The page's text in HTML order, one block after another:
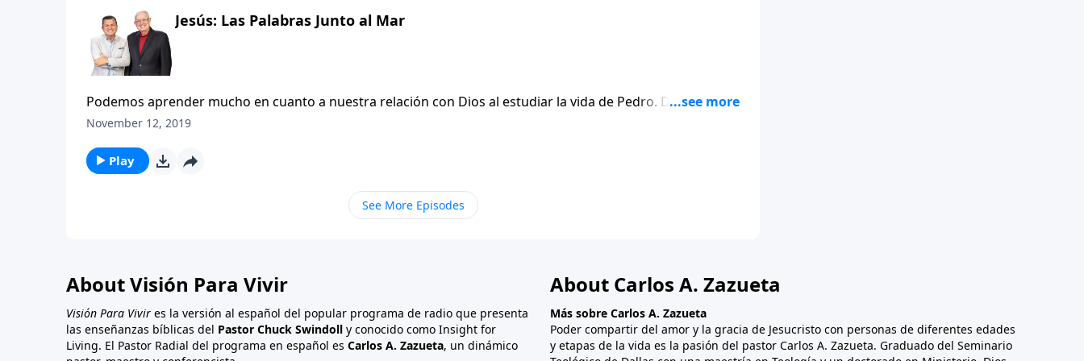
Jesús: Las Palabras Junto al Mar
Podemos aprender mucho en cuanto a nuestra relación con Dios al estudiar la vida de Pedro. Desde su
audaz afirmación de que Jesús es el Hijo de Dios, la fuerte reprensión por su arriesgada defensa de Jesús
Jesús representa un estudio de contradicciones. Pero, después de la muerte y resurrección de Jesús, una
reunión con el Señor resucitado le enseñó a Pedro que ser un líder requiere una importante cualidad: ser
November 12, 2019
Play
See More Episodes
About Visión Para Vivir
Visión Para Vivir es la versión al español del popular programa de radio que presenta
las enseñanzas bíblicas del Pastor Chuck Swindoll y conocido como Insight for
Living. El Pastor Radial del programa en español es Carlos A. Zazueta, un dinámico
About Carlos A. Zazueta
Más sobre Carlos A. Zazueta
Poder compartir del amor y la gracia de Jesucristo con personas de diferentes edades
y etapas de la vida es la pasión del pastor Carlos A. Zazueta. Graduado del Seminario